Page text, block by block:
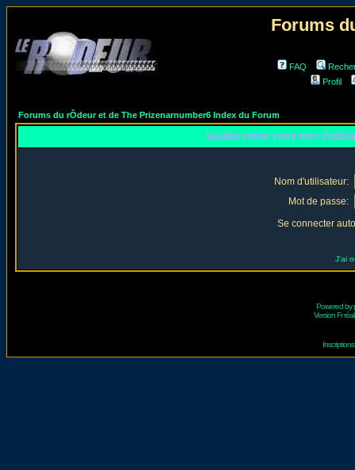
Forums
FAQ
Profil
Forums du rÔdeur et de The Prizenarnumber6 Index du Forum
Veuillez entrer votre nom
Nom d'utilisateur:
Mot de passe:
Se connecter
J'ai
Powered by
Version Fr